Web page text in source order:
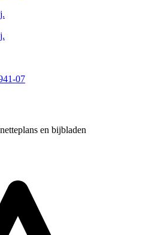
07
en bijbladen